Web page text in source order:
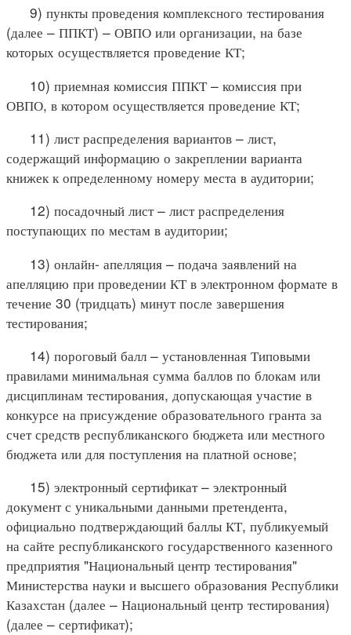
9) пункты проведения комплексного тестирования
(далее – ППКТ) – ОВПО или организации, на базе
которых осуществляется проведение КТ;
10) приемная комиссия ППКТ – комиссия при
ОВПО, в котором осуществляется проведение КТ;
11) лист распределения вариантов – лист,
содержащий информацию о закреплении варианта
книжек к определенному номеру места в аудитории;
12) посадочный лист – лист распределения
поступающих по местам в аудитории;
13) онлайн- апелляция – подача заявлений на
апелляцию при проведении КТ в электронном формате в
течение 30 (тридцать) минут после завершения
тестирования;
14) пороговый балл – установленная Типовыми
правилами минимальная сумма баллов по блокам или
дисциплинам тестирования, допускающая участие в
конкурсе на присуждение образовательного гранта за
счет средств республиканского бюджета или местного
бюджета или для поступления на платной основе;
15) электронный сертификат – электронный
документ с уникальными данными претендента,
официально подтверждающий баллы КТ, публикуемый
на сайте республиканского государственного казенного
предприятия "Национальный центр тестирования"
Министерства науки и высшего образования Республики
Казахстан (далее – Национальный центр тестирования)
(далее – сертификат);